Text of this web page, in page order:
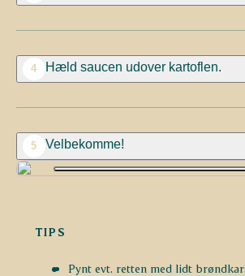
4 Hæld saucen udover kartoflen.
5 Velbekomme!
TIPS
Pynt evt. retten med lidt